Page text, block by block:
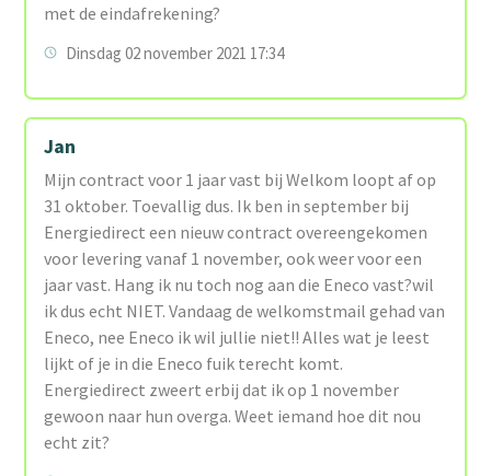
met de eindafrekening?
Dinsdag 02 november 2021 17:34
Jan
Mijn contract voor 1 jaar vast bij Welkom loopt af op
31 oktober. Toevallig dus. Ik ben in september bij
Energiedirect een nieuw contract overeengekomen
voor levering vanaf 1 november, ook weer voor een
jaar vast. Hang ik nu toch nog aan die Eneco vast?wil
ik dus echt NIET. Vandaag de welkomstmail gehad van
Eneco, nee Eneco ik wil jullie niet!! Alles wat je leest
lijkt of je in die Eneco fuik terecht komt.
Energiedirect zweert erbij dat ik op 1 november
gewoon naar hun overga. Weet iemand hoe dit nou
echt zit?